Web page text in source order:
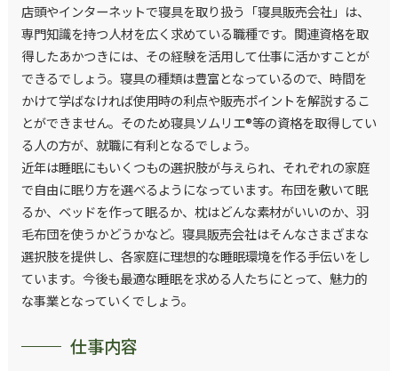
店頭やインターネットで寝具を取り扱う「寝具販売会社」は、
専門知識を持つ人材を広く求めている職種です。関連資格を取
得したあかつきには、その経験を活用して仕事に活かすことが
できるでしょう。寝具の種類は豊富となっているので、時間を
かけて学ばなければ使用時の利点や販売ポイントを解説するこ
とができません。そのため寝具ソムリエ®等の資格を取得してい
る人の方が、就職に有利となるでしょう。
近年は睡眠にもいくつもの選択肢が与えられ、それぞれの家庭
で自由に眠り方を選べるようになっています。布団を敷いて眠
るか、ベッドを作って眠るか、枕はどんな素材がいいのか、羽
毛布団を使うかどうかなど。寝具販売会社はそんなさまざまな
選択肢を提供し、各家庭に理想的な睡眠環境を作る手伝いをし
ています。今後も最適な睡眠を求める人たちにとって、魅力的
な事業となっていくでしょう。
仕事内容